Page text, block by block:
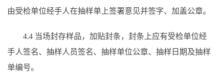
由受检单位经手人在抽样单上签署意见并签字、加盖公章。
4.4 当场封存样品，加贴封条，封条上应有受检单位经
手人签名、抽样人员签名、抽样单位公章、抽样日期及抽样
单编号。